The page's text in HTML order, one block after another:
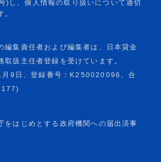
編集責任者および編集者は、日本貸金
取扱主任者登録を受けています。
月9日、登録番号：K250020096、合
をはじめとする政府機関への届出済事